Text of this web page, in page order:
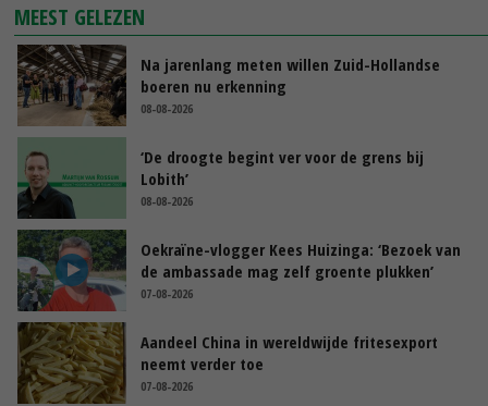
MEEST GELEZEN
Na jarenlang meten willen Zuid-Hollandse
boeren nu erkenning
08-08-2026
‘De droogte begint ver voor de grens bij
Lobith’
08-08-2026
Oekraïne-vlogger Kees Huizinga: ‘Bezoek van
de ambassade mag zelf groente plukken’
07-08-2026
Aandeel China in wereldwijde fritesexport
neemt verder toe
07-08-2026